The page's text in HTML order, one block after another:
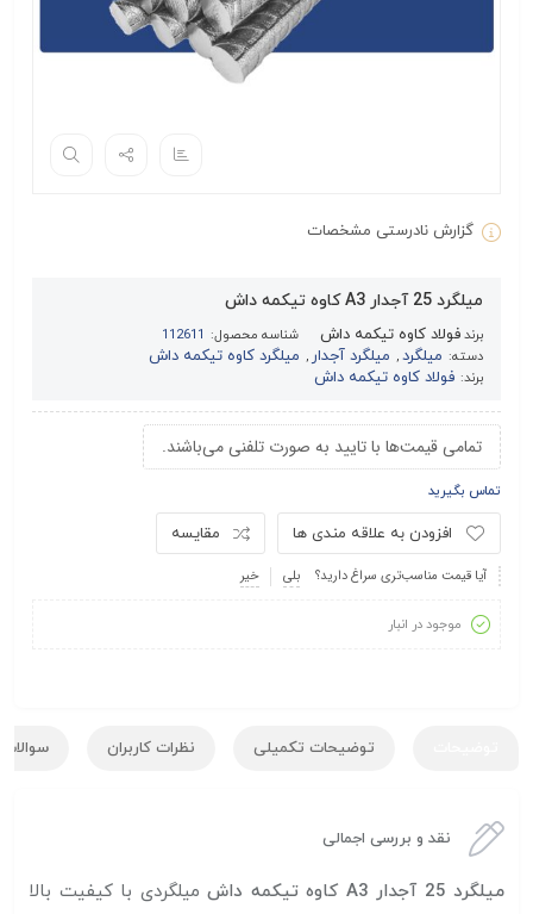
گزارش نادرستی مشخصات
میلگرد 25 آجدار A3 کاوه تیکمه داش
برندفولاد کاوه تیکمه داش شناسه محصول: 112611
دسته: میلگرد, میلگرد آجدار , میلگرد کاوه تیکمه داش
برند: فولاد کاوه تیکمه داش
تمامی قیمت‌ها با تایید به صورت تلفنی می‌باشند.
تماس بگیرید
مقایسه افزودن به علاقه مندی ها
آیا قیمت مناسب‌تری سراغ دارید؟ بلی خیر
موجود در انبار
توضیحات تکمیلی نظرات کاربران سوالات
نقد و بررسی اجمالی
میلگرد 25 آجدار A3 کاوه تیکمه داش
میلگردی با کیفیت بالا